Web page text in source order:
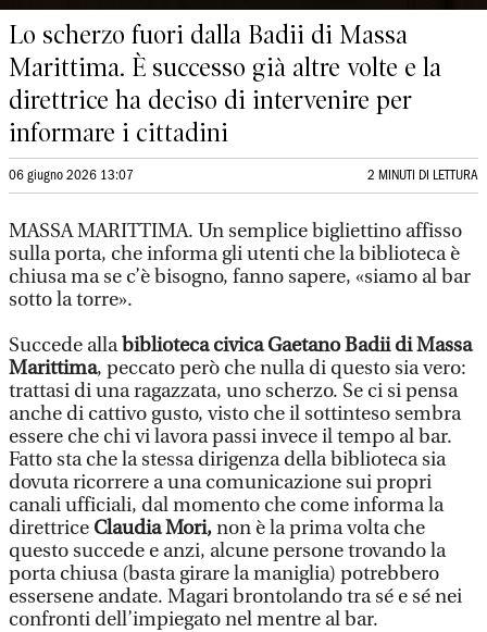
Lo scherzo fuori dalla Badii di Massa
Marittima. È successo già altre volte e la
direttrice ha deciso di intervenire per
informare i cittadini
06 giugno 2026 13:07 2 MINUTI DI LETTURA
MASSA MARITTIMA. Un semplice bigliettino affisso
sulla porta, che informa gli utenti che la biblioteca è
chiusa ma se c’è bisogno, fanno sapere, «siamo al bar
sotto la torre».
Succede alla biblioteca civica Gaetano Badii di Massa
Marittima, peccato però che nulla di questo sia vero:
trattasi di una ragazzata, uno scherzo. Se ci si pensa
anche di cattivo gusto, visto che il sottinteso sembra
essere che chi vi lavora passi invece il tempo al bar.
Fatto sta che la stessa dirigenza della biblioteca sia
dovuta ricorrere a una comunicazione sui propri
canali ufficiali, dal momento che come informa la
direttrice Claudia Mori,non è la prima volta che
questo succede e anzi, alcune persone trovando la
porta chiusa (basta girare la maniglia) potrebbero
essersene andate. Magari brontolando tra sé e sé nei
confronti dell’impiegato nel mentre al bar.